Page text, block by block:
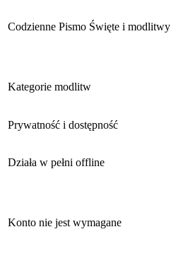
Codzienne Pismo Święte i modlitwy
Kategorie modlitw
Prywatność i dostępność
Działa w pełni offline
Konto nie jest wymagane